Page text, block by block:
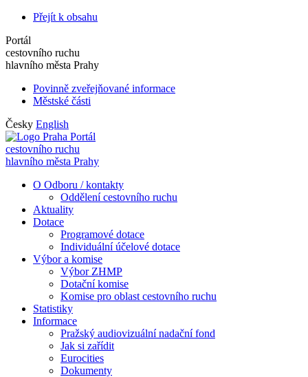
Přejít k obsahu
Portál
cestovního ruchu
hlavního města Prahy
Povinně zveřejňované informace
Městské části
Česky English
Portál
cestovního ruchu
hlavního města Prahy
O Odboru / kontakty
Oddělení cestovního ruchu
Aktuality
Dotace
Programové dotace
Individuální účelové dotace
Výbor a komise
Výbor ZHMP
Dotační komise
Komise pro oblast cestovního ruchu
Statistiky
Informace
Pražský audiovizuální nadační fond
Jak si zařídit
Eurocities
Dokumenty